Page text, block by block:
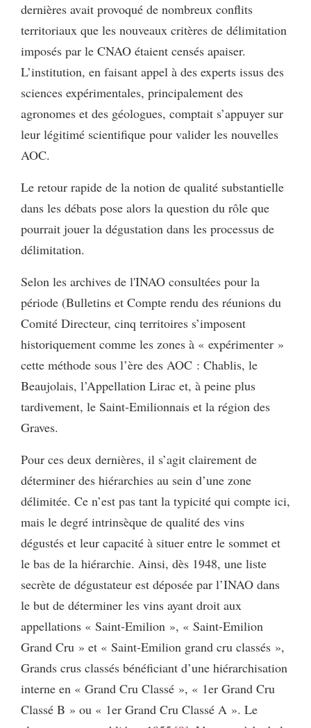
dernières avait provoqué de nombreux conflits
territoriaux que les nouveaux critères de délimitation
imposés par le CNAO étaient censés apaiser.
L’institution, en faisant appel à des experts issus des
sciences expérimentales, principalement des
agronomes et des géologues, comptait s’appuyer sur
leur légitimé scientifique pour valider les nouvelles
AOC.
Le retour rapide de la notion de qualité substantielle
dans les débats pose alors la question du rôle que
pourrait jouer la dégustation dans les processus de
délimitation.
Selon les archives de l'INAO consultées pour la
période (Bulletins et Compte rendu des réunions du
Comité Directeur, cinq territoires s’imposent
historiquement comme les zones à « expérimenter »
cette méthode sous l’ère des AOC : Chablis, le
Beaujolais, l’Appellation Lirac et, à peine plus
tardivement, le Saint-Emilionnais et la région des
Graves.
Pour ces deux dernières, il s’agit clairement de
déterminer des hiérarchies au sein d’une zone
délimitée. Ce n’est pas tant la typicité qui compte ici,
mais le degré intrinsèque de qualité des vins
dégustés et leur capacité à situer entre le sommet et
le bas de la hiérarchie. Ainsi, dès 1948, une liste
secrète de dégustateur est déposée par l’INAO dans
le but de déterminer les vins ayant droit aux
appellations « Saint-Emilion », « Saint-Emilion
Grand Cru » et « Saint-Emilion grand cru classés »,
Grands crus classés bénéficiant d’une hiérarchisation
interne en « Grand Cru Classé », « 1er Grand Cru
Classé B » ou « 1er Grand Cru Classé A ». Le